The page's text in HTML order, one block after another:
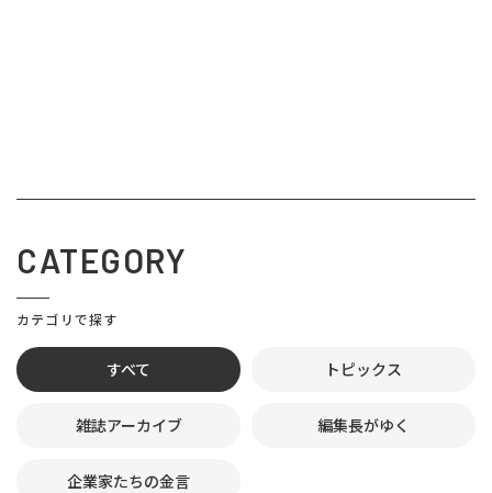
CATEGORY
カテゴリで探す
すべて トピックス
雑誌アーカイブ 編集長がゆく
企業家たちの金言